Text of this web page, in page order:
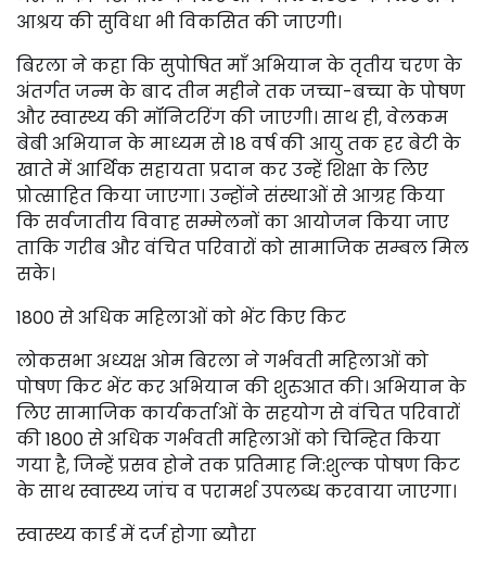
आश्रय की सुविधा भी विकसित की जाएगी।
बिरला ने कहा कि सुपोषित माँ अभियान के तृतीय चरण के
अंतर्गत जन्म के बाद तीन महीने तक जच्चा-बच्चा के पोषण
और स्वास्थ्य की मॉनिटरिंग की जाएगी। साथ ही, वेलकम
बेबी अभियान के माध्यम से 18 वर्ष की आयु तक हर बेटी के
खाते में आर्थिक सहायता प्रदान कर उन्हें शिक्षा के लिए
प्रोत्साहित किया जाएगा। उन्होंने संस्थाओं से आग्रह किया
कि सर्वजातीय विवाह सम्मेलनों का आयोजन किया जाए
ताकि गरीब और वंचित परिवारों को सामाजिक सम्बल मिल
सके।
1800 से अधिक महिलाओं को भेंट किए किट
लोकसभा अध्यक्ष ओम बिरला ने गर्भवती महिलाओं को
पोषण किट भेंट कर अभियान की शुरुआत की। अभियान के
लिए सामाजिक कार्यकर्ताओं के सहयोग से वंचित परिवारों
की 1800 से अधिक गर्भवती महिलाओं को चिन्हित किया
गया है, जिन्हें प्रसव होने तक प्रतिमाह नि:शुल्क पोषण किट
के साथ स्वास्थ्य जांच व परामर्श उपलब्ध करवाया जाएगा।
स्वास्थ्य कार्ड में दर्ज होगा ब्यौरा